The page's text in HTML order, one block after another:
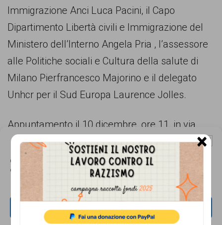
Gestisci Consenso Cookie
Questo sito fa uso di cookie, anche di terze parti, ma non utilizza alcun cookie
di profilazione.
ACCETTA
persone,
associazioni
movimenti
che
per
pari
opportunità
Immigrazione Anci Luca Pacini, il Capo
Dipartimento Libertà civili e Immigrazione del
Ministero dell’Interno Angela Pria , l’assessore
alle Politiche sociali e Cultura della salute di
Milano Pierfrancesco Majorino e il delegato
Unhcr per il Sud Europa Laurence Jolles.
Appuntamento il 10 dicembre, ore 11, in via
Vivaio 7, Milano.
Per maggiori informazioni:
http://www.serviziocentrale.it/
×